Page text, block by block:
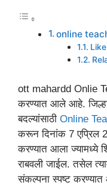
online
ott mahardd Onlie
करण्यात आले आहे. जिल्हा
बदल्यांसाठी Online
करून दिनांक 7 एप्रिल
करण्यात आला ज्यामध्ये
राबवली जाईल. तसेल
संकल्पना स्पष्ट करण्यात